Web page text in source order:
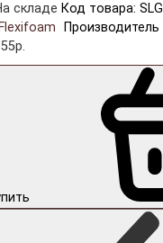
складе Код товара:
Производитель